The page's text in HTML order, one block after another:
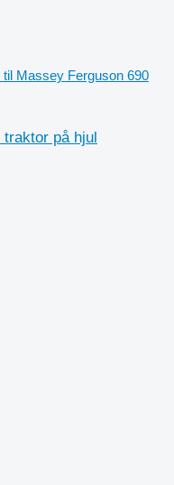
til Massey Ferguson 690
på hjul